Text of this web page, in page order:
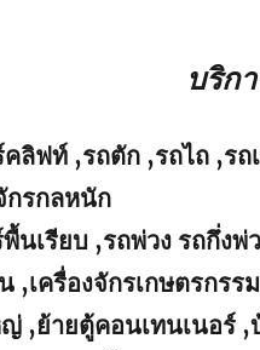
บริก
ลิฟท์ ,รถตัก ,รถไถ ,ร
กรกลหนัก
พื้นเรียบ ,รถพ่วง รถกึ่ง
,เครื่องจักรเกษตรกร
,ย้ายตู้คอนเทนเนอร์